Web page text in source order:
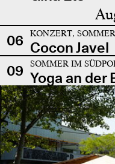
06 KONZERT,
Cocon Javel
09
SOMMER IM
Yoga an der